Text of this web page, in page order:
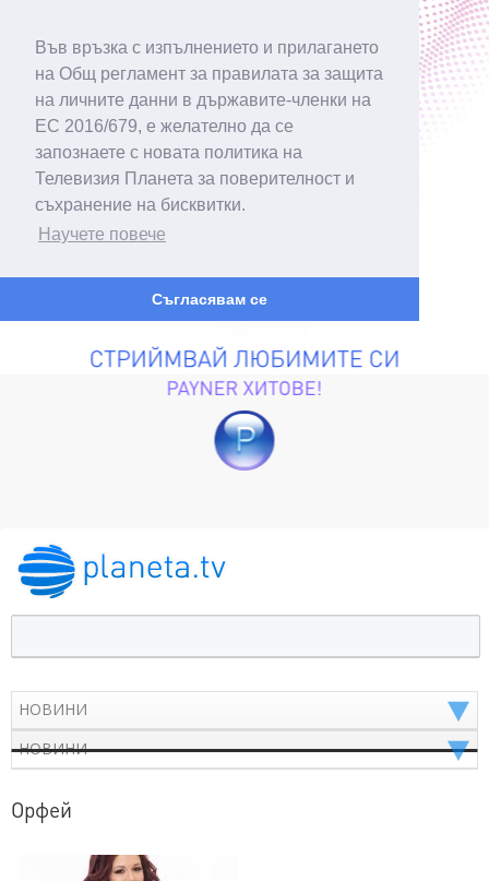
Във връзка с изпълнението и прилагането
на Общ регламент за правилата за защита
на личните данни в държавите-членки на
ЕС 2016/679, е желателно да се
запознаете с новата политика на
Телевизия Планета за поверителност и
съхранение на бисквитки.
Научете повече
Съгласявам се
Орфей